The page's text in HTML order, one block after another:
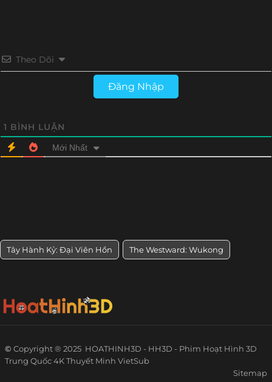
Theo Dõi
Đăng Nhập
1 BÌNH LUẬN
Mới Nhất
Tây Hành Kỷ: Đại Viên Hồn The Westward: Wukong
© Copyright ® 2025 HOATHINH3D - HH3D - Phim Hoạt Hình 3D
Trung Quốc 4K Thuyết Minh VietSub
Sitemap